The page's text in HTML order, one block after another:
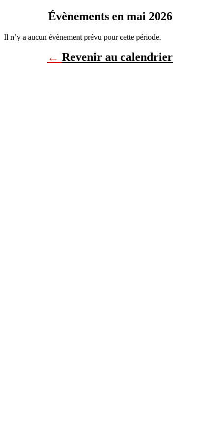
Évènements en mai 2026
Il n’y a aucun évènement prévu pour cette période.
← Revenir au calendrier